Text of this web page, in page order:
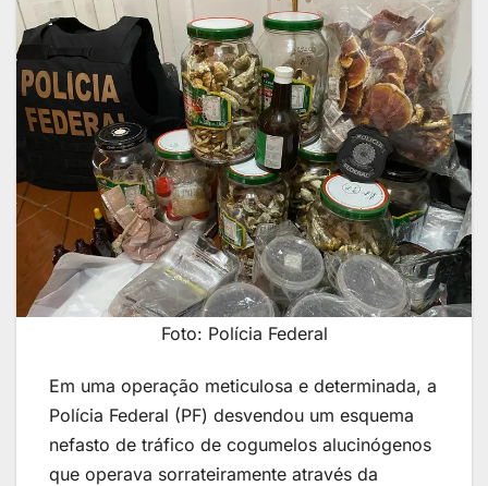
Foto: Polícia Federal
Em uma operação meticulosa e determinada, a
Polícia Federal (PF) desvendou um esquema
nefasto de tráfico de cogumelos alucinógenos
que operava sorrateiramente através da